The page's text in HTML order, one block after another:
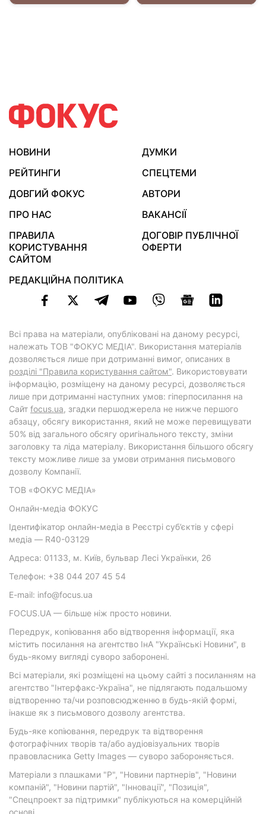
НОВИНИ
ДУМКИ
РЕЙТИНГИ
СПЕЦТЕМИ
ДОВГИЙ ФОКУС
АВТОРИ
ПРО НАС
ВАКАНСІЇ
ПРАВИЛА
КОРИСТУВАННЯ
САЙТОМ
ДОГОВІР ПУБЛІЧНОЇ
ОФЕРТИ
РЕДАКЦІЙНА ПОЛІТИКА
Всі права на матеріали, опубліковані на даному ресурсі,
належать ТОВ "ФОКУС МЕДІА". Використання матеріалів
дозволяється лише при дотриманні вимог, описаних в
розділі "Правила користування сайтом". Використовувати
інформацію, розміщену на даному ресурсі, дозволяється
лише при дотриманні наступних умов: гіперпосилання на
Cайт focus.ua, згадки першоджерела не нижче першого
абзацу, обсягу використання, який не може перевищувати
50% від загального обсягу оригінального тексту, зміни
заголовку та ліда матеріалу. Використання більшого обсягу
тексту можливе лише за умови отримання письмового
дозволу Компанії.
ТОВ «ФОКУС МЕДІА»
Онлайн-медіа ФОКУС
Ідентифікатор онлайн-медіа в Реєстрі суб’єктів у сфері
медіа — R40-03129
Адреса: 01133, м. Київ, бульвар Лесі Українки, 26
Телефон: +38 044 207 45 54
E-mail: info@focus.ua
FOCUS.UA — більше ніж просто новини.
Передрук, копіювання або відтворення інформації, яка
містить посилання на агентство ІнА "Українські Новини", в
будь-якому вигляді суворо заборонені.
Всі матеріали, які розміщені на цьому сайті з посиланням на
агентство "Інтерфакс-Україна", не підлягають подальшому
відтворенню та/чи розповсюдженню в будь-якій формі,
інакше як з письмового дозволу агентства.
Будь-яке копіювання, передрук та відтворення
фотографічних творів та/або аудіовізуальних творів
правовласника Getty Images — суворо забороняється.
Матеріали з плашками "Р", "Новини партнерів", "Новини
компаній", "Новини партій", "Інновації", "Позиція",
"Спецпроект за підтримки" публікуються на комерційній
основі.